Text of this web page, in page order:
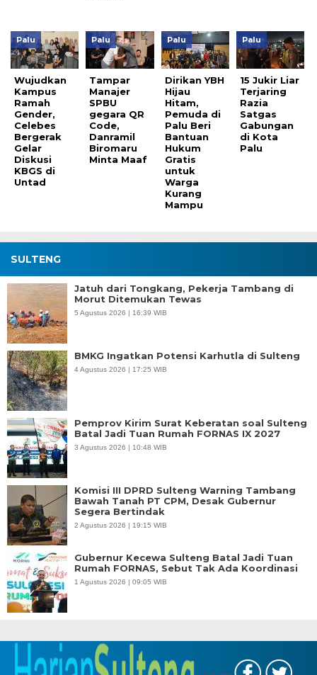
Palu
Wujudkan
Kampus
Ramah
Gender,
Celebes
Bergerak
Gelar
Diskusi
KBGS di
Untad
Palu
Tampar
Manajer
SPBU
gegara QR
Code,
Danramil
Biromaru
Minta Maaf
Palu
Dirikan YBH
Hijau
Hitam,
Pemuda di
Palu Beri
Bantuan
Hukum
Gratis
untuk
Warga
Kurang
Mampu
Palu
15 Jukir Liar
Terjaring
Razia
Satgas
Gabungan
di Kota
Palu
SULTENG
Jatuh dari Tongkang, Pekerja Tambang di
Morut Ditemukan Tewas
5 Agustus 2026 | 16:39 WIB
BMKG Ingatkan Potensi Karhutla di Sulteng
4 Agustus 2026 | 17:25 WIB
Pemprov Kirim Surat Keberatan soal Sulteng
Batal Jadi Tuan Rumah FORNAS IX 2027
3 Agustus 2026 | 10:48 WIB
Komisi III DPRD Sulteng Warning Tambang
Bawah Tanah PT CPM, Desak Gubernur
Segera Bertindak
2 Agustus 2026 | 19:15 WIB
Gubernur Kecewa Sulteng Batal Jadi Tuan
Rumah FORNAS, Sebut Tak Ada Koordinasi
1 Agustus 2026 | 09:05 WIB